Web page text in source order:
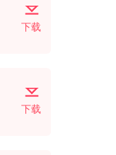
下载
下载